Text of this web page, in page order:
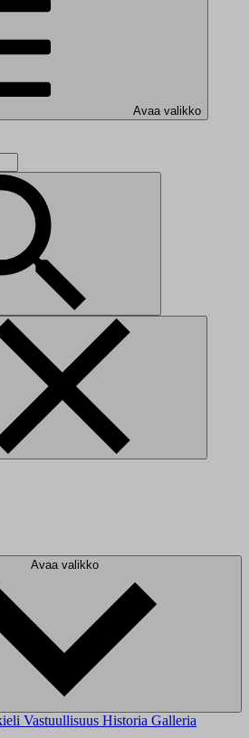
Avaa valikko
Avaa valikko
Vastuullisuus Historia Galleria